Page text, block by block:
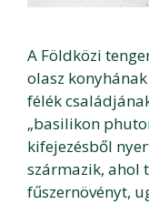
A Földközi
olasz
félék
„basilikon
kifejezésből
származik, ahol
fűszernövényt,